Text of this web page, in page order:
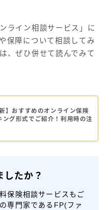
ライン相談サービス」に
保障について相談してみ
、ぜひ併せて読んでみて
】おすすめのオンライン保険
ング形式でご紹介！利用時の注
したか？
保険相談サービスもご
専門家であるFP(ファ